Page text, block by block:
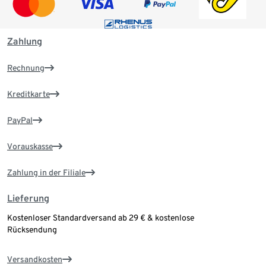
Zahlung
Rechnung
Kreditkarte
PayPal
Vorauskasse
Zahlung in der Filiale
Lieferung
Kostenloser Standardversand ab 29 € & kostenlose
Rücksendung
Versandkosten